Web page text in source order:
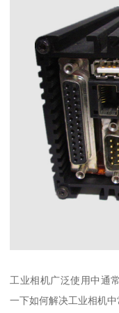
工业相机广泛使用中通
一下如何解决工业相机中